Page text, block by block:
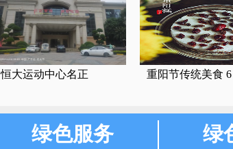
恒大运动中心名正 重阳节传统美食 6
绿色服务 绿